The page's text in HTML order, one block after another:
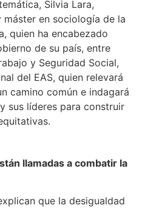
Silvia Lara,
en sociología de la
quien ha encabezado
de su país, entre
y Seguridad Social,
del EAS, quien relevará
camino común e indagará
sus líderes para construir
llamadas a combatir la
que la desigualdad